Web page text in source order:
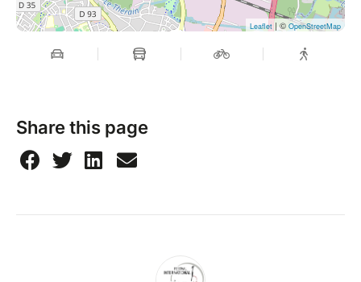
Leaflet | © OpenStreetMap
Share this page